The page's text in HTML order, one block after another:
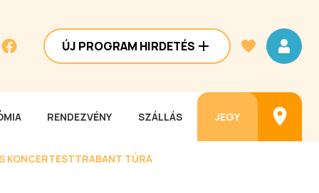
ÚJ PROGRAM HIRDETÉS
RENDEZVÉNY SZÁLLÁS JEGY
KONCERTESTTRABANT TÚRA